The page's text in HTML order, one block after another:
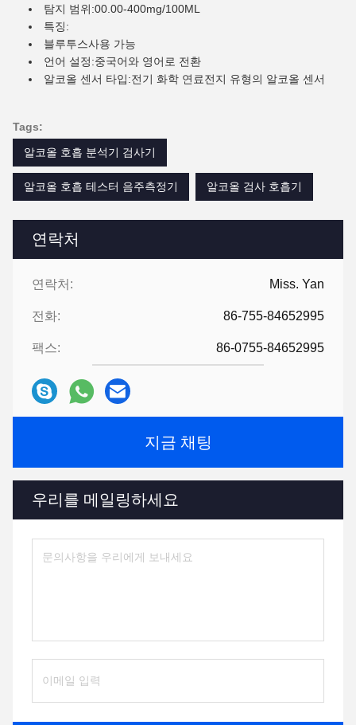
연락처
연락처: Miss. Yan
전화: 86-755-84652995
팩스: 86-0755-84652995
지금 채팅
우리를 메일링하세요
탐지 범위:00.00-400mg/100ML
특징:
블루투스사용 가능
언어 설정:중국어와 영어로 전환
알코올 센서 타입:전기 화학 연료전지 유형의 알코올 센서
Tags:
알코올 호흡 분석기 검사기
알코올 호흡 테스터 음주측정기 알코올 검사 호흡기